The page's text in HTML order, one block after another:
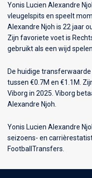
Yonis Lucien Alexandre
vleugelspits en speelt
Alexandre Njoh is 22 jaar
Zijn favoriete voet is
gebruikt als een wijd
De huidige
tussen €0.7M en €1.1M.
Viborg in 2025. Viborg
Alexandre Njoh.
Yonis Lucien Alexandre
seizoens- en
FootballTransfers.